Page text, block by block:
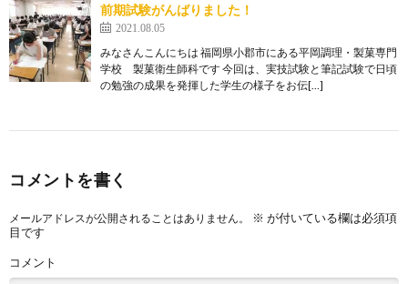
前期試験がんばりました！
2021.08.05
みなさんこんにちは 福岡県小郡市にある平岡調理・製菓専門
学校 製菓衛生師科です 今回は、実技試験と筆記試験で日頃
の勉強の成果を発揮した学生の様子をお伝[…]
コメントを書く
メールアドレスが公開されることはありません。 ※ が付いている欄は必須項
目です
コメント